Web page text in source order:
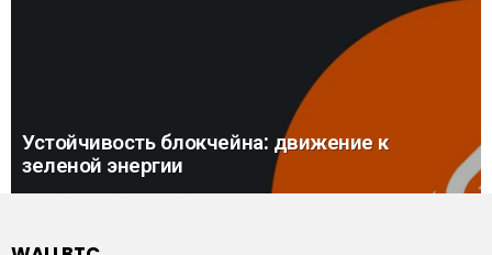
Устойчивость блокчейна: движение к
зеленой энергии